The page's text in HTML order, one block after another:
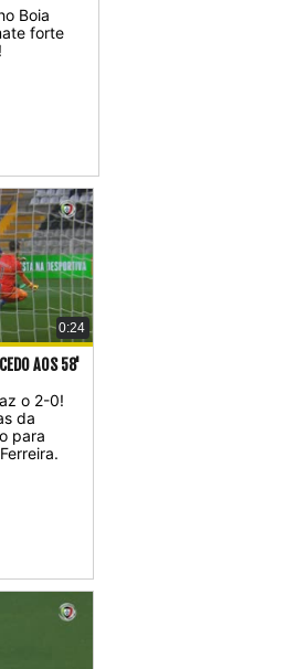
Boia
forte
0:24
AOS 58'
o 2-0!
da
para